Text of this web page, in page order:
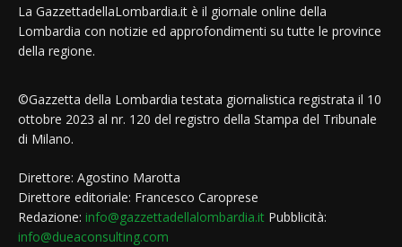
La GazzettadellaLombardia.it è il giornale online della
Lombardia con notizie ed approfondimenti su tutte le province
della regione.
©Gazzetta della Lombardia testata giornalistica registrata il 10
ottobre 2023 al nr. 120 del registro della Stampa del Tribunale
di Milano.
Direttore: Agostino Marotta
Direttore editoriale: Francesco Caroprese
Redazione: info@gazzettadellalombardia.it Pubblicità:
info@dueaconsulting.com